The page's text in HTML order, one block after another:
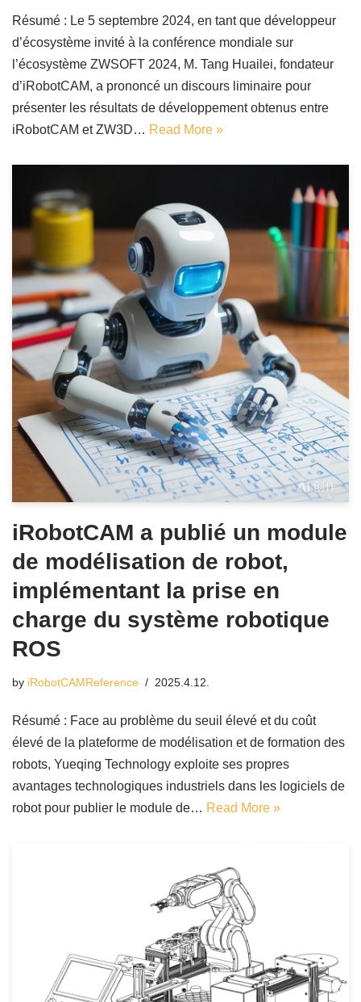
Résumé : Le 5 septembre 2024, en tant que développeur
d’écosystème invité à la conférence mondiale sur
l’écosystème ZWSOFT 2024, M. Tang Huailei, fondateur
d’iRobotCAM, a prononcé un discours liminaire pour
présenter les résultats de développement obtenus entre
iRobotCAM et ZW3D… Read More »
iRobotCAM a publié un module
de modélisation de robot,
implémentant la prise en
charge du système robotique
ROS
by iRobotCAMReference 2025.4.12.
Résumé : Face au problème du seuil élevé et du coût
élevé de la plateforme de modélisation et de formation des
robots, Yueqing Technology exploite ses propres
avantages technologiques industriels dans les logiciels de
robot pour publier le module de… Read More »